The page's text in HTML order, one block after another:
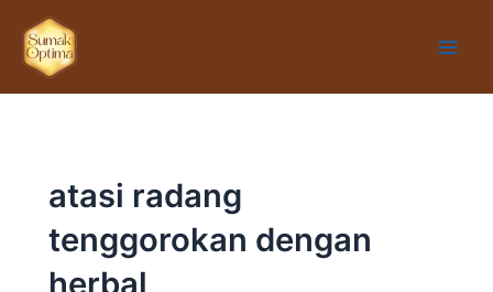
konten
atasi radang
tenggorokan dengan
herbal